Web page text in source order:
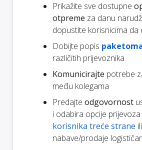
Prikažite sve dostupne
otpreme za danu
dopustite korisnicima da
Dobijte popis
različitih prijevoznika
Komunicirajte potrebe
među kolegama
Predajte odgovornost
i odabira opcije
korisnika treće strane
nabave/prodaje